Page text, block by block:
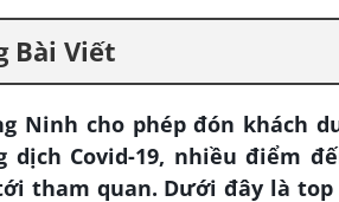
Bài Viết
Ninh cho phép đón khách
dịch Covid-19, nhiều điểm
tham quan. Dưới đây là